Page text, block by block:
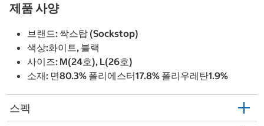
제품 사양
브랜드: 싹스탑 (Sockstop)
색상:화이트, 블랙
사이즈: M(24호), L(26호)
소재: 면80.3% 폴리에스터17.8% 폴리우레탄1.9%
스펙